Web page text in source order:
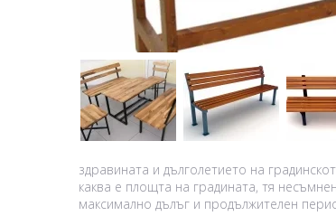
здравината и дълголетието на
каква е площта на градината, тя
максимално дълъг и продължителен